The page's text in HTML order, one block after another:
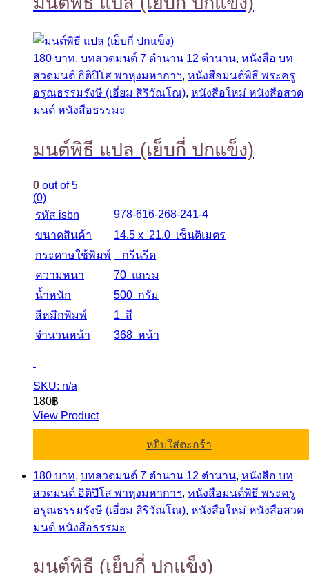
180 บาท, บทสวดมนต์ 7 ตำนาน 12 ตำนาน, หนังสือ บท
สวดมนต์ อิติปิโส พาหุงมหากาฯ, หนังสือมนต์พิธี พระครู
อรุณธรรมรังษี (เอี่ยม สิริวัณโณ), หนังสือใหม่ หนังสือสวด
มนต์ หนังสือธรรมะ
มนต์พิธี แปล (เย็บกี่ ปกแข็ง)
0 out of 5
(0)
รหัส isbn
978-616-268-241-4
ขนาดสินค้า
14.5 x 21.0 เซ็นติเมตร
กระดาษใช้พิมพ์
กรีนรีด
ความหนา
70 แกรม
น้ำหนัก
500 กรัม
สีหมึกพิมพ์
1 สี
จำนวนหน้า
368 หน้า
SKU: n/a
180฿
View Product
หยิบใส่ตะกร้า
180 บาท, บทสวดมนต์ 7 ตำนาน 12 ตำนาน, หนังสือ บท
สวดมนต์ อิติปิโส พาหุงมหากาฯ, หนังสือมนต์พิธี พระครู
อรุณธรรมรังษี (เอี่ยม สิริวัณโณ), หนังสือใหม่ หนังสือสวด
มนต์ หนังสือธรรมะ
มนต์พิธี (เย็บกี่ ปกแข็ง)